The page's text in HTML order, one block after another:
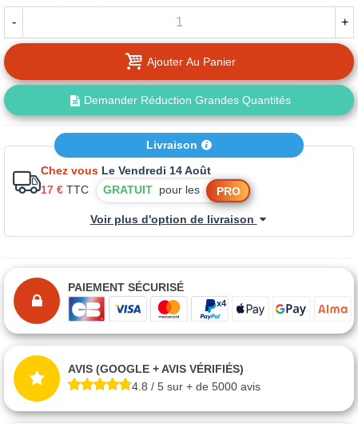
- +
Ajouter Au Panier
Demander Réduction Grandes Quantités
Livraison
Chez vous Le Vendredi 14 Août
17 € TTC GRATUIT pour les PRO
Voir plus d'option de livraison
PAIEMENT SÉCURISÉ
AVIS (GOOGLE + AVIS VÉRIFIÉS)
4.8 / 5 sur + de 5000 avis